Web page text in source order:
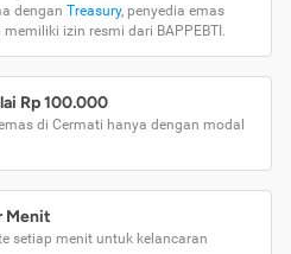
dengan Treasury, penyedia emas
izin resmi dari BAPPEBTI.
Rp 100.000
di Cermati hanya dengan modal
Menit
setiap menit untuk kelancaran